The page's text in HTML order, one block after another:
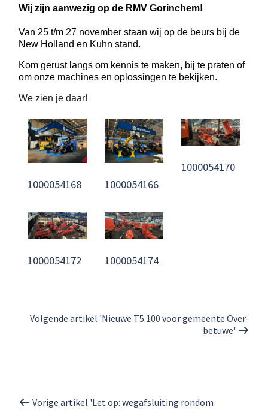
Wij zijn aanwezig op de RMV Gorinchem!
Van 25 t/m 27 november staan wij op de beurs bij de
New Holland en Kuhn stand.
Kom gerust langs om kennis te maken, bij te praten of
om onze machines en oplossingen te bekijken.
We zien je daar!
1000054168 1000054166
1000054170
1000054172 1000054174
Volgende artikel 'Nieuwe T5.100 voor gemeente Over-
betuwe'
Vorige artikel 'Let op: wegafsluiting rondom